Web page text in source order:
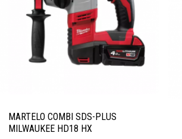
MARTELO COMBI SDS-PLUS
MILWAUKEE HD18 HX